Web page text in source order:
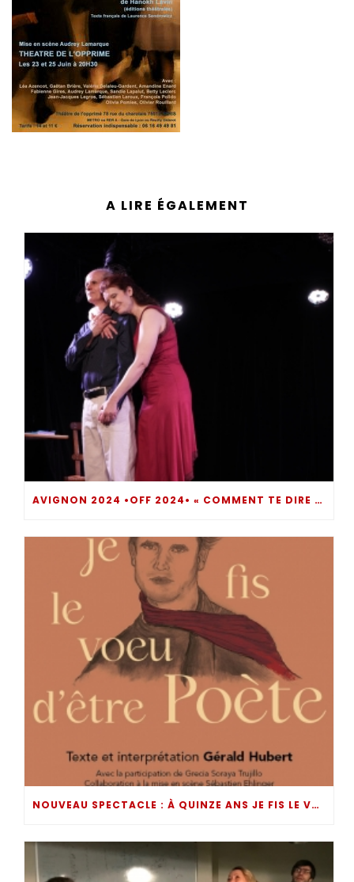
A LIRE ÉGALEMENT
AVIGNON 2024 •OFF 2024• « COMMENT TE DIRE ? » UN MOMENT DE THÉÂTRE INTROSPECTIF BOULEVERSANT… DIRE POUR NE PAS SOMBRER !
NOUVEAU SPECTACLE : À QUINZE ANS JE FIS LE VOEU D’ÊTRE POÈTE